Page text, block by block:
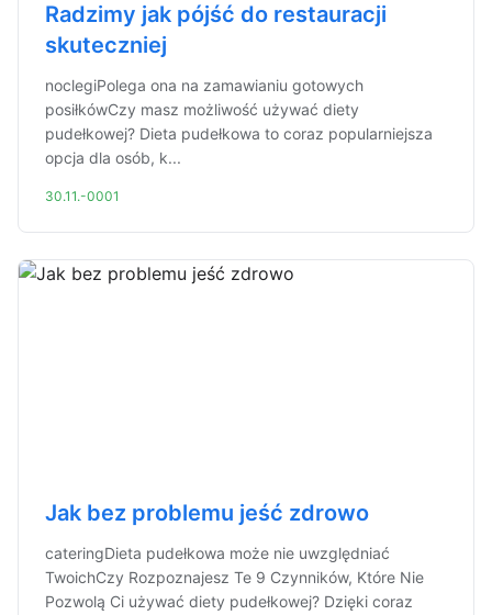
Radzimy jak pójść do restauracji
skuteczniej
noclegiPolega ona na zamawianiu gotowych
posiłkówCzy masz możliwość używać diety
pudełkowej? Dieta pudełkowa to coraz popularniejsza
opcja dla osób, k...
30.11.-0001
Jak bez problemu jeść zdrowo
cateringDieta pudełkowa może nie uwzględniać
TwoichCzy Rozpoznajesz Te 9 Czynników, Które Nie
Pozwolą Ci używać diety pudełkowej? Dzięki coraz